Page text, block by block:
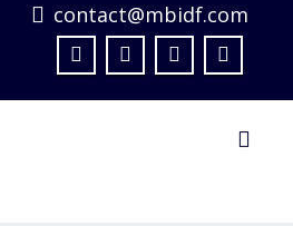
contact@mbidf.com